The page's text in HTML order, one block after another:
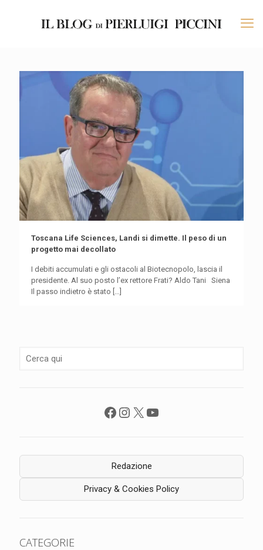
Toscana Life Sciences, Landi si dimette. Il peso di un
progetto mai decollato
I debiti accumulati e gli ostacoli al Biotecnopolo, lascia il
presidente. Al suo posto l’ex rettore Frati? Aldo Tani Siena
Il passo indietro è stato […]
Facebook
Instagram
X YouTube
Redazione
Privacy & Cookies Policy
CATEGORIE